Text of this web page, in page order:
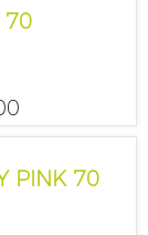
70
PINK 70